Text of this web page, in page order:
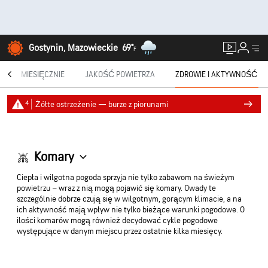
Gostynin, Mazowieckie 69°F
MIESIĘCZNIE JAKOŚĆ POWIETRZA ZDROWIE I AKTYWNOŚĆ
4 Żółte ostrzeżenie — burze z piorunami
Komary
Ciepła i wilgotna pogoda sprzyja nie tylko zabawom na świeżym
powietrzu – wraz z nią mogą pojawić się komary. Owady te
szczególnie dobrze czują się w wilgotnym, gorącym klimacie, a na
ich aktywność mają wpływ nie tylko bieżące warunki pogodowe. O
ilości komarów mogą również decydować cykle pogodowe
występujące w danym miejscu przez ostatnie kilka miesięcy.